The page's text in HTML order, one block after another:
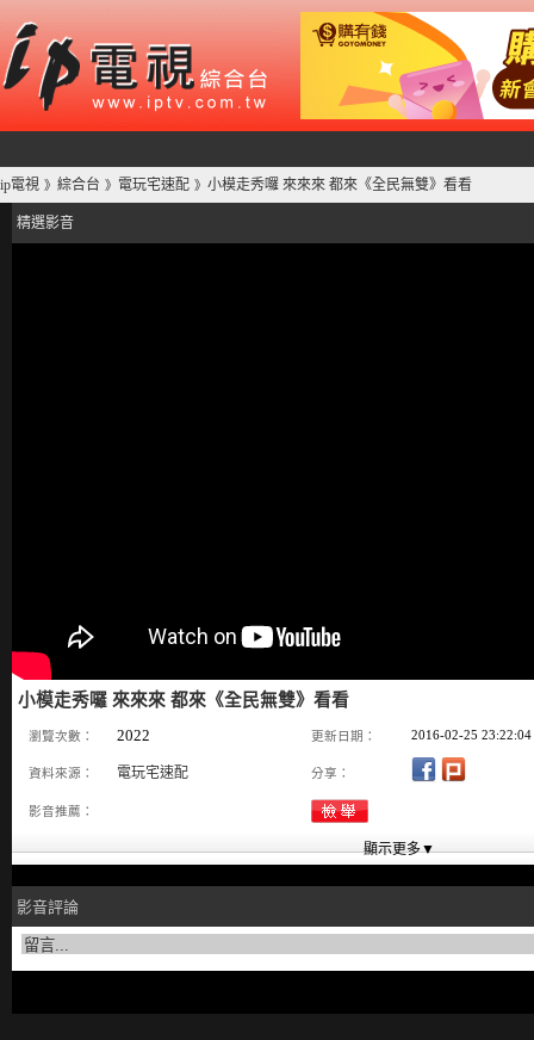
ip電視 》 綜合台 》 電玩宅速配 》 小模走秀囉 來來來 都來《全民無雙》看看
精選影音
小模走秀囉 來來來 都來《全民無雙》看看
瀏覽次數： 2022 更新日期： 2016-02-25 23:22:04
資料來源： 電玩宅速配 分享：
影音推薦：
影音評論